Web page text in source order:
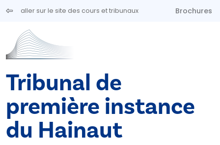
Aller au contenu principal
aller sur le site des cours et tribunaux Brochures
Tribunal de
première instance
du Hainaut